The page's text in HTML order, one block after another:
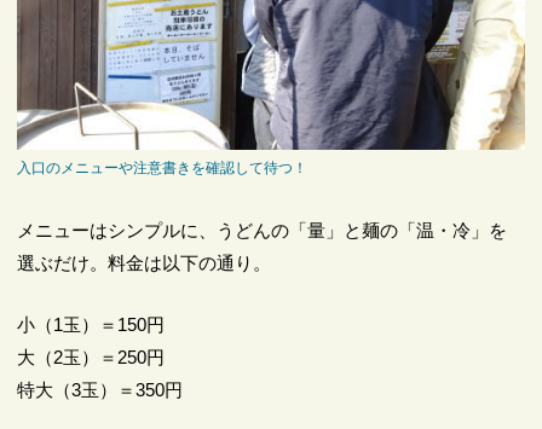
入口のメニューや注意書きを確認して待つ！
メニューはシンプルに、うどんの「量」と麺の「温・冷」を
選ぶだけ。料金は以下の通り。
小（1玉）＝150円
大（2玉）＝250円
特大（3玉）＝350円